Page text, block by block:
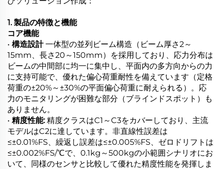
1. 製品の特徴と機能
コア機能
• 構造設計一体型の並列ビーム構造（ビーム厚さ2～
15mm、長さ20～150mm）を採用しており、応力分布は
ビームの中間部に均一に集中し、平面内の多方向からの力
に支持可能で、優れた偏心荷重耐性を備えています（定格
荷重の±20%～±30%の平面偏心荷重に耐えられる）。応
力のモニタリングが困難な部分（ブラインドスポット）も
ありません。
• 精度性能:精度クラスはC1～C3をカバーしており、主流
モデルはC2に達しています。非直線性誤差は
≤±0.01%FS、繰返し誤差は≤±0.005%FS、ゼロドリフトは
≤±0.002%FS/℃で、0.1kg～500kgの小範囲シナリオにお
いて、同様のセンサと比較して優れた精度性能を発揮しま